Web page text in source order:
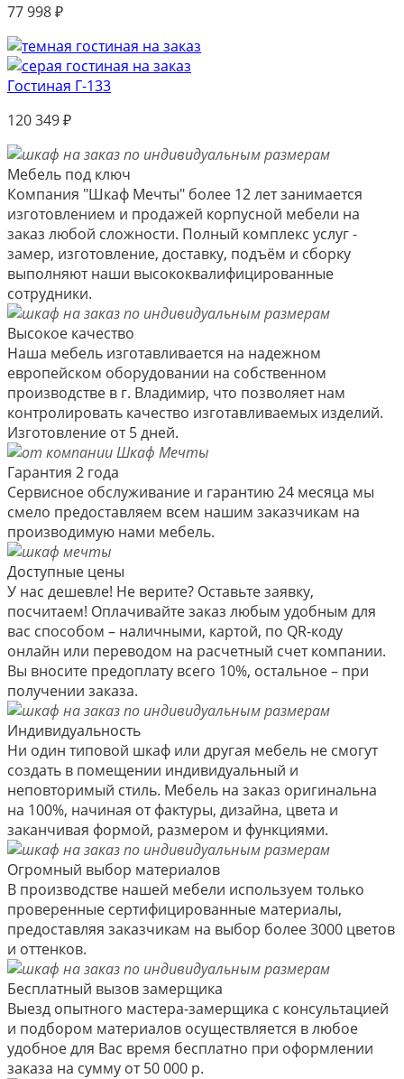
77 998₽
Гостиная Г-133
120 349₽
Мебель под ключ
Компания "Шкаф Мечты" более 12 лет занимается
изготовлением и продажей корпусной мебели на
заказ любой сложности. Полный комплекс услуг -
замер, изготовление, доставку, подъём и сборку
выполняют наши высококвалифицированные
сотрудники.
Высокое качество
Наша мебель изготавливается на надежном
европейском оборудовании на собственном
производстве в г. Владимир, что позволяет нам
контролировать качество изготавливаемых изделий.
Изготовление от 5 дней.
Гарантия 2 года
Сервисное обслуживание и гарантию 24 месяца мы
смело предоставляем всем нашим заказчикам на
производимую нами мебель.
Доступные цены
У нас дешевле! Не верите? Оставьте заявку,
посчитаем! Оплачивайте заказ любым удобным для
вас способом – наличными, картой, по QR-коду
онлайн или переводом на расчетный счет компании.
Вы вносите предоплату всего 10%, остальное – при
получении заказа.
Индивидуальность
Ни один типовой шкаф или другая мебель не смогут
создать в помещении индивидуальный и
неповторимый стиль. Мебель на заказ оригинальна
на 100%, начиная от фактуры, дизайна, цвета и
заканчивая формой, размером и функциями.
Огромный выбор материалов
В производстве нашей мебели используем только
проверенные сертифицированные материалы,
предоставляя заказчикам на выбор более 3000 цветов
и оттенков.
Бесплатный вызов замерщика
Выезд опытного мастера-замерщика с консультацией
и подбором материалов осуществляется в любое
удобное для Вас время бесплатно при оформлении
заказа на сумму от 50 000 р.